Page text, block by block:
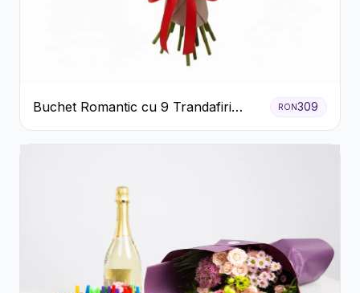
Buchet Romantic cu 9 Trandafiri
Roșii
RON309